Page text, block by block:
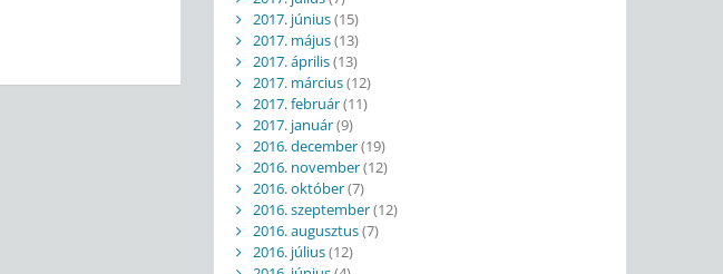
2017. június(15)
2017. május(13)
2017. április(13)
2017. március(12)
2017. február(11)
2017. január(9)
2016. december(19)
2016. november(12)
2016. október(7)
2016. szeptember(12)
2016. augusztus(7)
2016. július(12)